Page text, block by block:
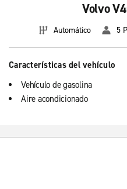
Volvo
Automático 5
Características del vehículo
Vehículo de gasolina
Aire acondicionado